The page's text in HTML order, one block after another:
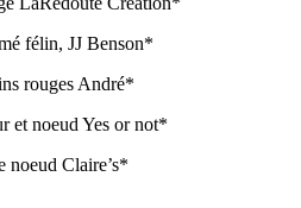
félin, JJ Benson*
rouges André*
et noeud Yes or not*
noeud Claire’s*